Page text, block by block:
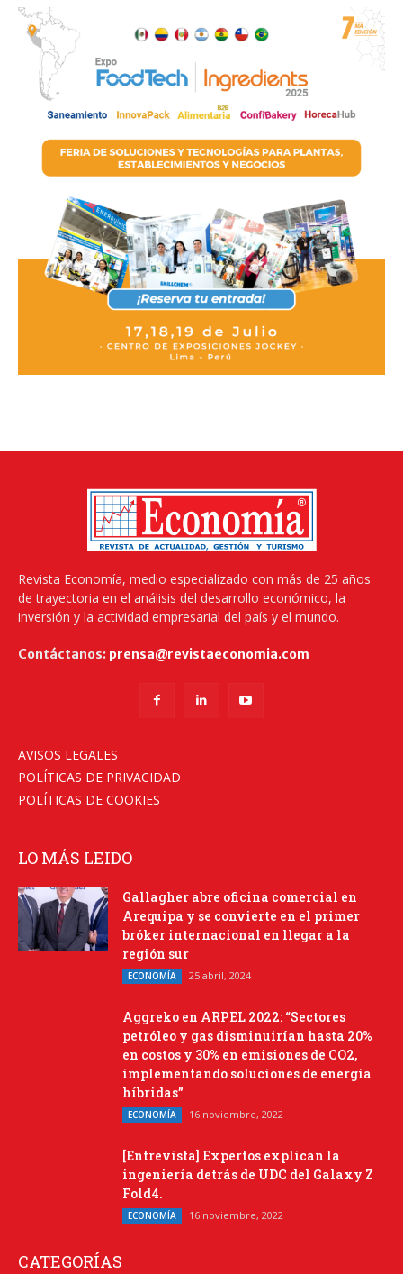
Revista Economía, medio especializado con más de 25 años
de trayectoria en el análisis del desarrollo económico, la
inversión y la actividad empresarial del país y el mundo.
Contáctanos: prensa@revistaeconomia.com
AVISOS LEGALES
POLÍTICAS DE PRIVACIDAD
POLÍTICAS DE COOKIES
LO MÁS LEIDO
Gallagher abre oficina comercial en
Arequipa y se convierte en el primer
bróker internacional en llegar a la
región sur
ECONOMÍA 25 abril, 2024
Aggreko en ARPEL 2022: “Sectores
petróleo y gas disminuirían hasta 20%
en costos y 30% en emisiones de CO2,
implementando soluciones de energía
híbridas”
ECONOMÍA 16 noviembre, 2022
[Entrevista] Expertos explican la
ingeniería detrás de UDC del Galaxy Z
Fold4.
ECONOMÍA 16 noviembre, 2022
CATEGORÍAS